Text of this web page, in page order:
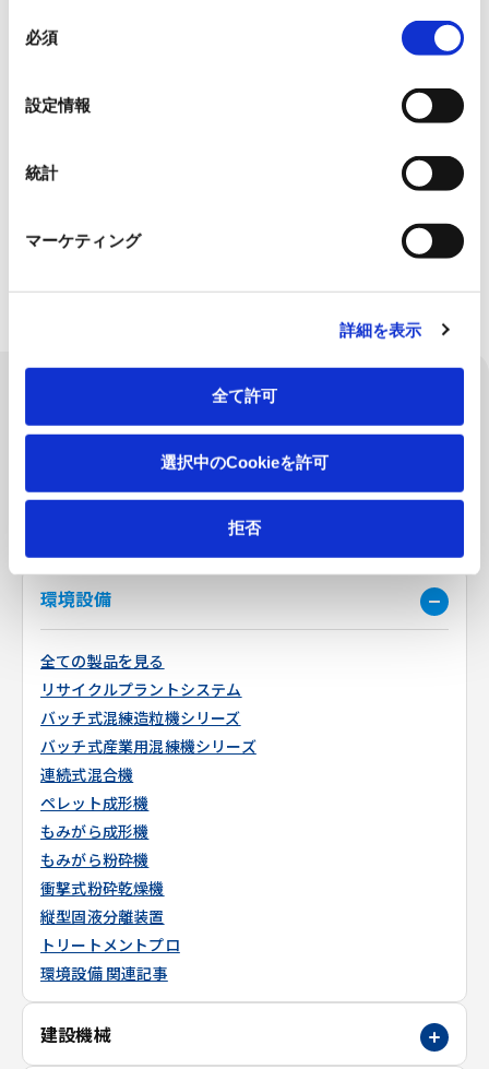
必須
設定情報
統計
マーケティング
詳細を表示
全て許可
選択中のCookieを許可
拒否
環境設備
全ての製品を見る
リサイクルプラントシステム
バッチ式混練造粒機シリーズ
バッチ式産業用混練機シリーズ
連続式混合機
ペレット成形機
もみがら成形機
もみがら粉砕機
衝撃式粉砕乾燥機
縦型固液分離装置
トリートメントプロ
環境設備 関連記事
建設機械
リサイクルプラントシステ
価物の資源回収を可能に
バッチ式混錬造粒機シリー
造粒固化することにより、焼却
灰・無機汚泥・建設汚泥・ダス